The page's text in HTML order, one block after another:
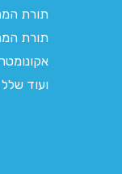
תורת
תורת
ועוד